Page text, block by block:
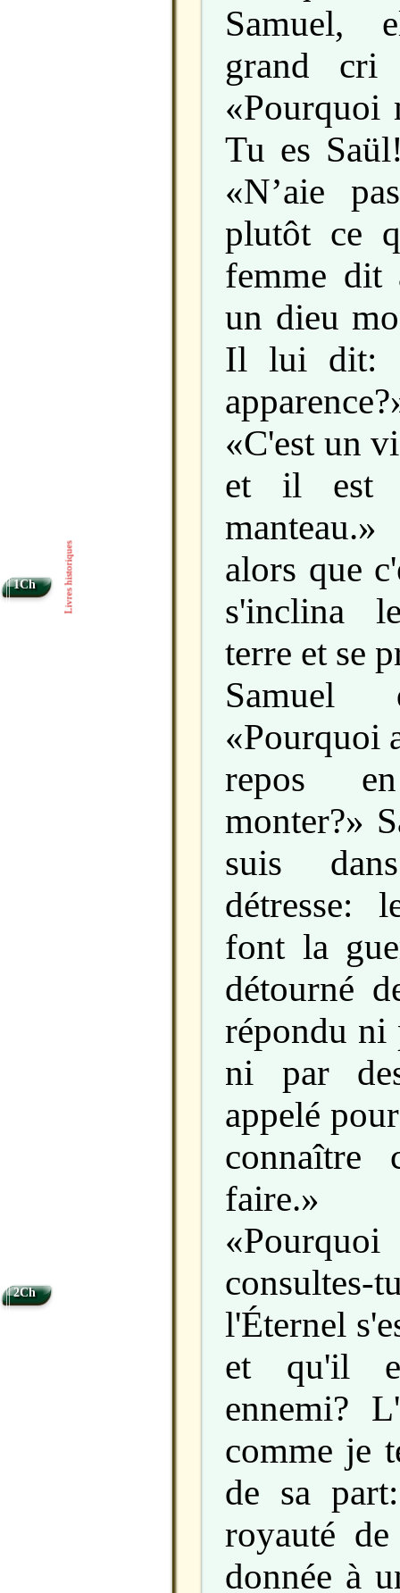
Samuel,
grand
«Pourquoi
Tu es
«N’aie
plutôt ce
femme dit
un dieu
Il lui dit:
«C'est un
et il est
alors que
s'inclina
terre et se
«Pourquoi
repos
monter?»
suis
détresse:
font la
détourné
répondu ni
ni par
appelé
faire.»
l'Éternel
et qu'il
ennemi?
comme je
de sa
royauté
donnée à
1Ch
2Ch
Livres historiques